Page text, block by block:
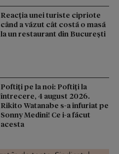
Reacţia unei turiste cipriote
când a văzut cât costă o masă
la un restaurant din Bucureşti
Poftiți pe la noi: Poftiți la
întrecere, 4 august 2026.
Rikito Watanabe s-a înfuriat pe
Sonny Medini! Ce i-a făcut
acesta